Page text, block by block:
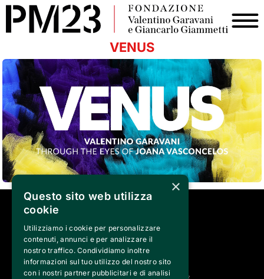
VENUS
SEGUICI SU
×
Questo sito web utilizza
cookie
Utilizziamo i cookie per personalizzare
contenuti, annunci e per analizzare il
nostro traffico. Condividiamo inoltre
informazioni sul tuo utilizzo del nostro sito
con i nostri partner pubblicitari e di analisi